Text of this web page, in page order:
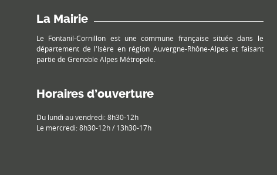
La Mairie
Le Fontanil-Cornillon est une commune française située dans le
département de l'Isère en région Auvergne-Rhône-Alpes et faisant
partie de Grenoble Alpes Métropole.
Horaires d’ouverture
Du lundi au vendredi: 8h30-12h
Le mercredi: 8h30-12h / 13h30-17h